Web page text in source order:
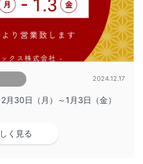
2024.12.17
月30日（月）～1月3日（金）
く見る